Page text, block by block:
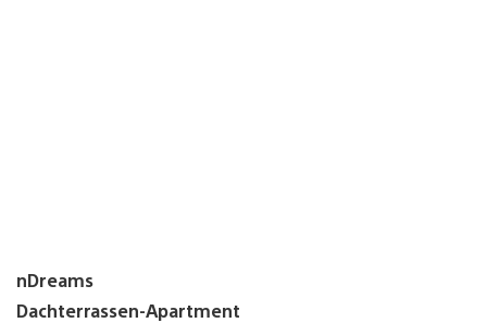
nDreams
Dachterrassen-Apartment